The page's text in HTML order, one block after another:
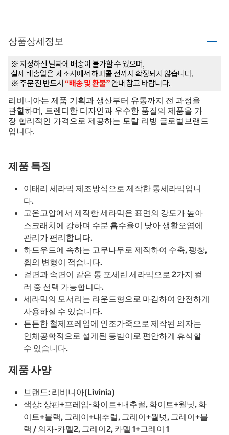
상품상세정보
리비니아는 제품 기획과 생산부터 유통까지 전 과정을
관할하며, 트렌디한 디자인과 우수한 품질의 제품을 가
장 합리적인 가격으로 제공하는 토탈 리빙 글로벌브랜드
입니다.
제품 특징
이태리 세라믹 제조방식으로 제작한 통세라믹입니
다.
고온고압에서 제작한 세라믹은 표면의 강도가 높아
스크래치에 강하며 수분 흡수율이 낮아 생활오염에
관리가 편리합니다.
하드우드에 속하는 고무나무로 제작하여 수축, 팽창,
휨의 변형이 적습니다.
겉면과 속면이 같은 통 포세린 세라믹으로 2가지 컬
러 중 선택 가능합니다.
세라믹의 모서리는 라운드형으로 마감하여 안전하게
사용하실 수 있습니다.
튼튼한 철제프레임에 인조가죽으로 제작된 의자는
인체공학적으로 설게된 등받이로 편안하게 휴식할
수 있습니다.
제품 사양
브랜드: 리비니아(Livinia)
색상: 상판+프레임-화이트+내추럴, 화이트+월넛, 화
이트+블랙, 그레이+내추럴, 그레이+월넛, 그레이+블
랙 / 의자-카멜2, 그레이2, 카멜 1+그레이 1